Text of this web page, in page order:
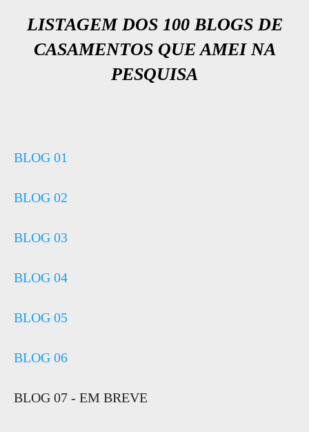
LISTAGEM DOS 100 BLOGS DE
CASAMENTOS QUE AMEI NA
PESQUISA
BLOG 01
BLOG 02
BLOG 03
BLOG 04
BLOG 05
BLOG 06
BLOG 07 - EM BREVE